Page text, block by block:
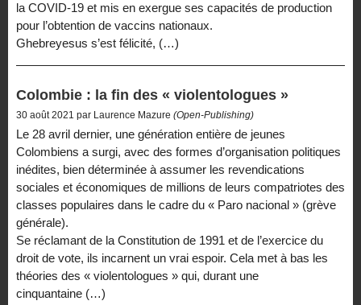
la COVID-19 et mis en exergue ses capacités de production
pour l’obtention de vaccins nationaux.
Ghebreyesus s’est félicité, (…)
Colombie : la fin des « violentologues »
30 août 2021 par Laurence Mazure (Open-Publishing)
Le 28 avril dernier, une génération entière de jeunes
Colombiens a surgi, avec des formes d’organisation politiques
inédites, bien déterminée à assumer les revendications
sociales et économiques de millions de leurs compatriotes des
classes populaires dans le cadre du « Paro nacional » (grève
générale).
Se réclamant de la Constitution de 1991 et de l’exercice du
droit de vote, ils incarnent un vrai espoir. Cela met à bas les
théories des « violentologues » qui, durant une
cinquantaine (…)